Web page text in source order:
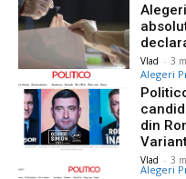
Vlad - 3
Alegeri
din
Vlad - 3
Alegeri